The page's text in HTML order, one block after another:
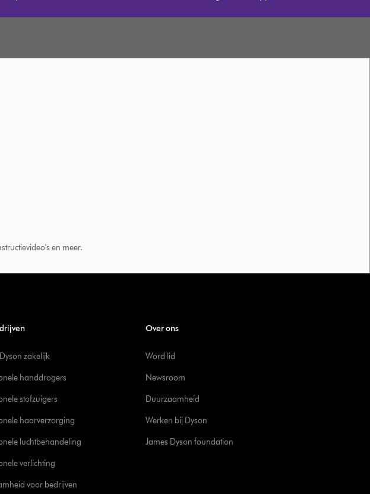
en meer.
zakelijk
handdrogers
stofzuigers
haarverzorging
luchtbehandeling
verlichting
voor bedrijven
Over ons
Word lid
Newsroom
Duurzaamheid
Werken bij Dyson
James Dyson foundation